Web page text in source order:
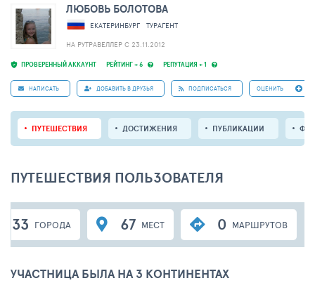
ПРОВЕРЕННЫЙ АККАУНТ РЕЙТИНГ + 6 РЕПУТАЦИЯ + 1
ЛЮБОВЬ БОЛОТОВА
ЕКАТЕРИНБУРГ
ТУРАГЕНТ
НА РУТРАВЕЛЛЕР C 23.11.2012
НАПИСАТЬ ДОБАВИТЬ В ДРУЗЬЯ ПОДПИСАТЬСЯ ОЦЕНИТЬ
ПУТЕШЕСТВИЯ ДОСТИЖЕНИЯ ПУБЛИКАЦИИ
ПУТЕШЕСТВИЯ ПОЛЬЗОВАТЕЛЯ
33 ГОРОДА 67 МЕСТ 0 МАРШРУТОВ
УЧАСТНИЦА БЫЛА НА 3 КОНТИНЕНТАХ